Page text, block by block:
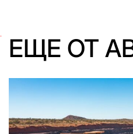
ЕЩЕ ОТ